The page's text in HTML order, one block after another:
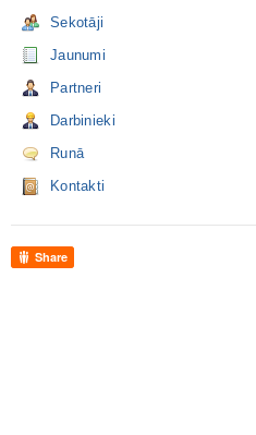
Sekotāji
Jaunumi
Partneri
Darbinieki
Runā
Kontakti
Share